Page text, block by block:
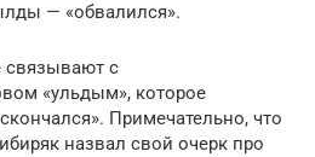
— «обвалился».
связывают с
«ульдым», которое
Примечательно, что
назвал свой очерк про